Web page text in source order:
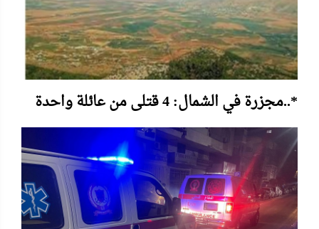
مجزرة في الشمال: 4 قتلى من عائلة واحدة..*